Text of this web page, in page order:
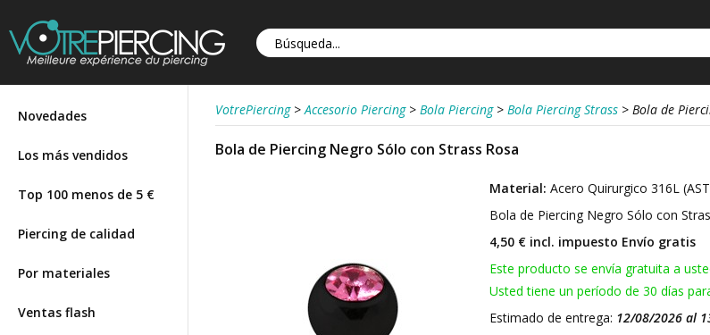
Novedades
Los más vendidos
Top 100 menos de 5 €
Piercing de calidad
Por materiales
Ventas flash
VotrePiercing > Accesorio Piercing > Bola Piercing > Bola Piercing Strass > Bola de
Bola de Piercing Negro Sólo con Strass Rosa
Material: Acero Quirurgico 316L
Bola de Piercing Negro Sólo con
4,50 € incl. impuesto Envío gratis
Este producto se envía gratuita a
Usted tiene un período de 30 días
Estimado de entrega: 12/08/2026 al